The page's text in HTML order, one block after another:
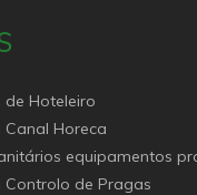
de Hoteleiro
Soluções para Canal Horeca
Soluções de sanitários
Controlo de Pragas